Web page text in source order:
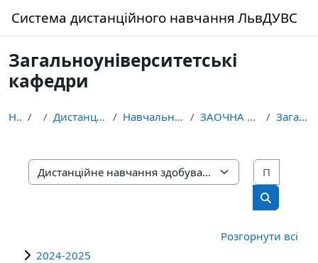
Система дистанційного навчання ЛьвДУВС
Загальноуніверситетські
кафедри
На головну Курси Дистанційне навчання здобувачів освіти ЛьвДУВС Навчально-науковий інститут права та правоохоронно... ЗАОЧНА ФОРМА НАВЧАННЯ Правоохоронна діяльність Загальноуніверситетські кафедри
Категорії курсів
Пошук
Розгорнути всі
2024-2025